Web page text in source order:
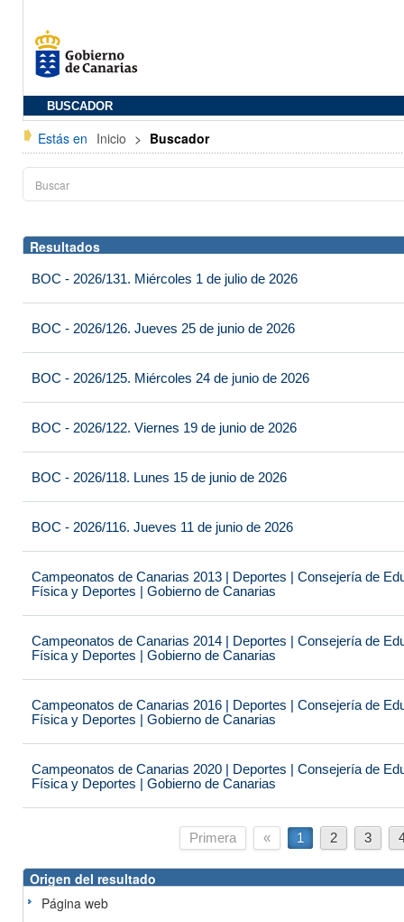
BUSCADOR
Estás en Inicio > Buscador
Resultados
BOC - 2026/131. Miércoles 1 de julio de 2026
BOC - 2026/126. Jueves 25 de junio de 2026
BOC - 2026/125. Miércoles 24 de junio de 2026
BOC - 2026/122. Viernes 19 de junio de 2026
BOC - 2026/118. Lunes 15 de junio de 2026
BOC - 2026/116. Jueves 11 de junio de 2026
Campeonatos de Canarias 2013 | Deportes | Consejería de
Física y Deportes | Gobierno de Canarias
Campeonatos de Canarias 2014 | Deportes | Consejería de
Física y Deportes | Gobierno de Canarias
Campeonatos de Canarias 2016 | Deportes | Consejería de
Física y Deportes | Gobierno de Canarias
Campeonatos de Canarias 2020 | Deportes | Consejería de
Física y Deportes | Gobierno de Canarias
Primera « 1 2 3
Origen del resultado
Página web